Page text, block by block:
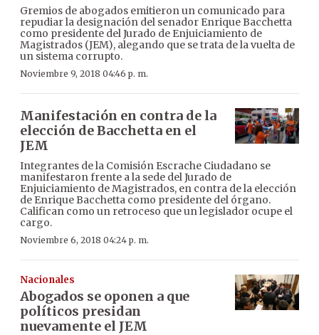
Gremios de abogados emitieron un comunicado para
repudiar la designación del senador Enrique Bacchetta
como presidente del Jurado de Enjuiciamiento de
Magistrados (JEM), alegando que se trata de la vuelta de
un sistema corrupto.
Noviembre 9, 2018 04:46 p. m.
Manifestación en contra de la
elección de Bacchetta en el
JEM
Integrantes de la Comisión Escrache Ciudadano se
manifestaron frente a la sede del Jurado de
Enjuiciamiento de Magistrados, en contra de la elección
de Enrique Bacchetta como presidente del órgano.
Califican como un retroceso que un legislador ocupe el
cargo.
Noviembre 6, 2018 04:24 p. m.
Nacionales
Abogados se oponen a que
políticos presidan
nuevamente el JEM